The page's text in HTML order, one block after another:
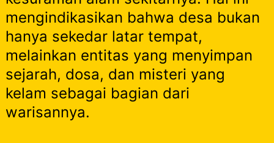
mengindikasikan bahwa desa bukan
hanya sekedar latar tempat,
melainkan entitas yang menyimpan
sejarah, dosa, dan misteri yang
kelam sebagai bagian dari
warisannya.